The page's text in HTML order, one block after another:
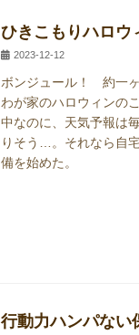
ひきこもりハロウ
2023-12-12
ボンジュール！ 約一
わが家のハロウィンの
中なのに、天気予報は
りそう…。それなら自
備を始めた。
行動力ハンパない